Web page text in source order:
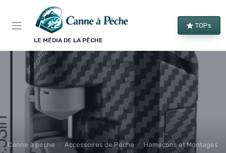
LE MÉDIA DE LA PÊCHE
TOPs
Canne à peche Accessoires de Pêche Hameçons et Montages
Panneau de gestion des cookies